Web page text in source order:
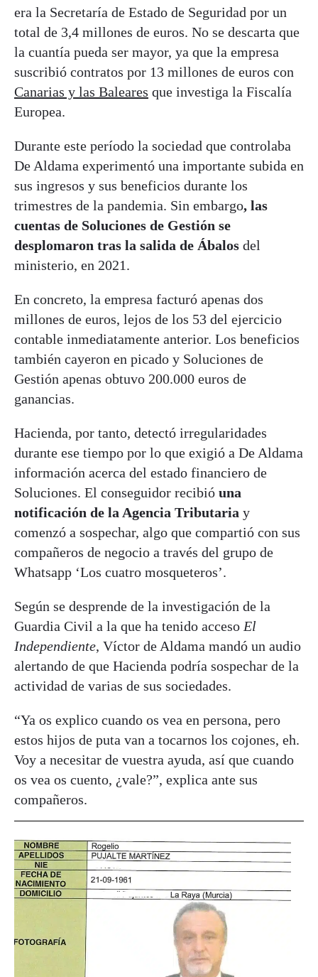
era la Secretaría de Estado de Seguridad por un
total de 3,4 millones de euros. No se descarta que
la cuantía pueda ser mayor, ya que la empresa
suscribió contratos por 13 millones de euros con
Canarias y las Baleares que investiga la Fiscalía
Europea.
Durante este período la sociedad que controlaba
De Aldama experimentó una importante subida en
sus ingresos y sus beneficios durante los
trimestres de la pandemia. Sin embargo, las
cuentas de Soluciones de Gestión se
desplomaron tras la salida de Ábalos del
ministerio, en 2021.
En concreto, la empresa facturó apenas dos
millones de euros, lejos de los 53 del ejercicio
contable inmediatamente anterior. Los beneficios
también cayeron en picado y Soluciones de
Gestión apenas obtuvo 200.000 euros de
ganancias.
Hacienda, por tanto, detectó irregularidades
durante ese tiempo por lo que exigió a De Aldama
información acerca del estado financiero de
Soluciones. El conseguidor recibió una
notificación de la Agencia Tributaria y
comenzó a sospechar, algo que compartió con sus
compañeros de negocio a través del grupo de
Whatsapp ‘Los cuatro mosqueteros’.
Según se desprende de la investigación de la
Guardia Civil a la que ha tenido acceso El
Independiente, Víctor de Aldama mandó un audio
alertando de que Hacienda podría sospechar de la
actividad de varias de sus sociedades.
“Ya os explico cuando os vea en persona, pero
estos hijos de puta van a tocarnos los cojones, eh.
Voy a necesitar de vuestra ayuda, así que cuando
os vea os cuento, ¿vale?”, explica ante sus
compañeros.